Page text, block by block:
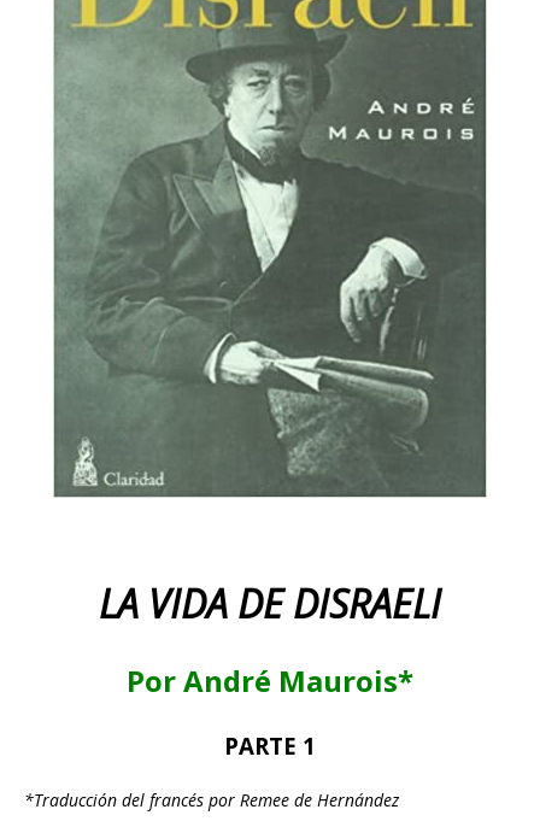
LA VIDA DE DISRAELI
Por André Maurois*
PARTE 1
*Traducción del francés por Remee de Hernández